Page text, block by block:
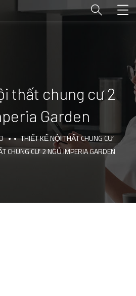
thất chung cư 2
Garden
THIẾT KẾ NỘI THẤT CHUNG CƯ
CHUNG CƯ 2 NGỦ IMPERIA GARDEN